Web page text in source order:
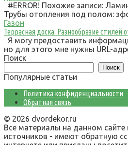
#ERROR! Похожие записи:
Трубы отопления под полом:
Газон
Террасная доска: Разнообразие стилей
Я могу предоставить
но для этого мне нужны URL-
Поиск
Поиск
Популярные статьи
Политика конфиденциальности
Обратная связь
© 2026 dvordekor.ru
Все материалы на данном
источников - имеют обратную